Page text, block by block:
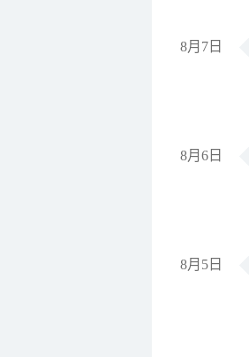
8月7日
8月6日
8月5日